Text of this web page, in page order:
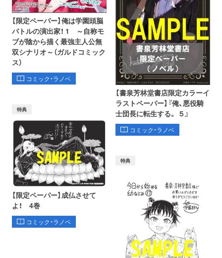
【限定ペーパー】俺は学園頭脳
バトルの演出家！ 1 ～自称モ
ブが陰から描く最強主人公無
双シナリオ～（ガルドコミック
ス）
コミック・ラノベ
【書泉芳林堂書店限定カラーイ
ラストペーパー】『俺、悪役騎
士団長に転生する。 ５』
コミック・ラノベ
特典
【限定ペーパー】成仏させて
よ！ 4巻
コミック・ラノベ
特典